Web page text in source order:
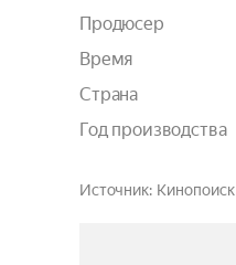
Продюсер
Время
Страна
Год производства
Источник Кинопоиск